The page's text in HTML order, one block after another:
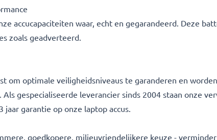
accucapaciteiten waar, echt en gegarandeerd. Deze
zoals geadverteerd.
om optimale veiligheidsniveaus te garanderen en
gespecialiseerde leverancier sinds 2004 staan onze
garantie op onze laptop accus.
goedkopere, milieuvriendelijkere keuze -